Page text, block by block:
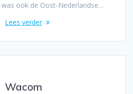
ook de Oost-Nederlandse…
Lees verder
Wacom